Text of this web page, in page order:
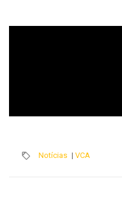
Notícias | VCA